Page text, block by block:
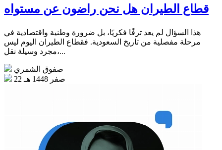
قطاع الطيران هل نحن راضون عن مستواه
هذا السؤال لم يعد ترفًا فكريًا، بل ضرورة وطنية واقتصادية في
مرحلة مفصلية من تاريخ السعودية. فقطاع الطيران اليوم ليس
مجرد وسيلة نقل،...
صفوق الشمري
22 صفر 1448 هـ